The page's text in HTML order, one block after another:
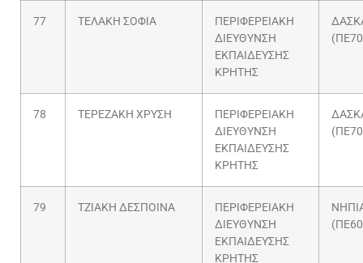
77 ΤΕΛΑΚΗ ΣΟΦΙΑ
ΠΕΡΙΦΕΡΕΙΑΚΗ
ΔΙΕΥΘΥΝΣΗ
ΕΚΠΑΙΔΕΥΣΗΣ
ΚΡΗΤΗΣ
78 ΤΕΡΕΖΑΚΗ ΧΡΥΣΗ
ΠΕΡΙΦΕΡΕΙΑΚΗ
ΔΙΕΥΘΥΝΣΗ
ΕΚΠΑΙΔΕΥΣΗΣ
ΚΡΗΤΗΣ
79 ΤΖΙΑΚΗ ΔΕΣΠΟΙΝΑ
ΠΕΡΙΦΕΡΕΙΑΚΗ
ΔΙΕΥΘΥΝΣΗ
ΕΚΠΑΙΔΕΥΣΗΣ
ΚΡΗΤΗΣ